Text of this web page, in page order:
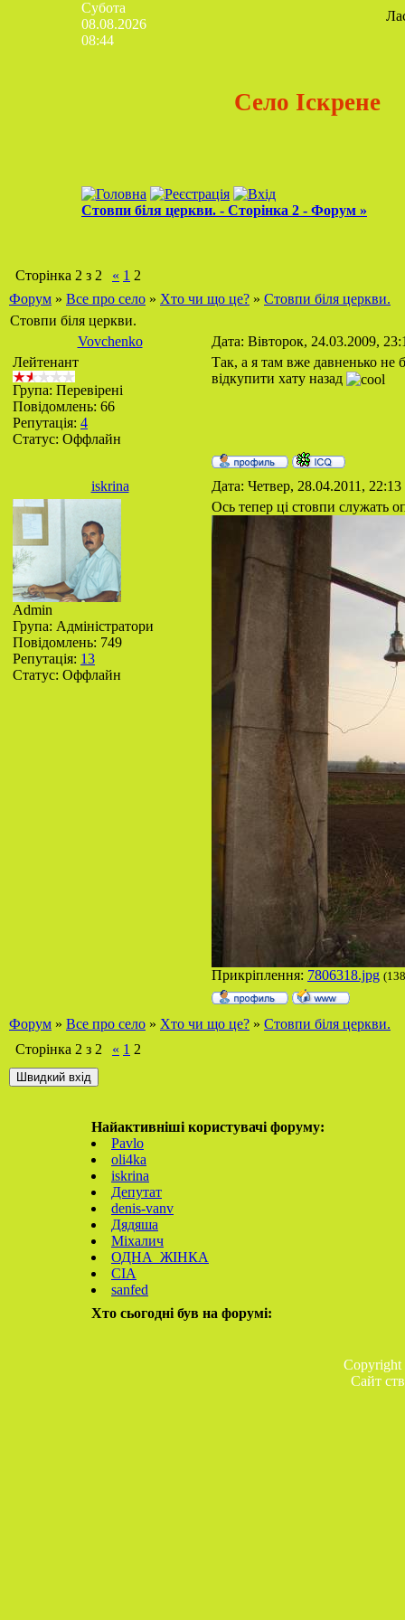
Субота
08.08.2026
08:44
Село Іскрене
Стовпи біля церкви. - Сторінка 2 - Форум »
Сторінка 2 з 2 « 1 2
Форум » Все про село » Хто чи що це? » Стовпи біля церкви.
Стовпи біля церкви.
Vovchenko
Дата: Вівторок, 24.03.2009,
Лейтенант
Група: Перевірені
Повідомлень: 66
Репутація: 4
Статус: Оффлайн
Так, а я там вже давненько не
відкупити хату назад
iskrina Дата: Четвер, 28.04.2011,
Admin
Група: Адміністратори
Повідомлень: 749
Репутація: 13
Статус: Оффлайн
Ось тепер ці стовпи служать
Прикріплення: 7806318.jpg
Форум » Все про село » Хто чи що це? » Стовпи біля церкви.
Сторінка 2 з 2 « 1 2
Найактивніші користувачі форуму:
Pavlo
oli4ka
iskrina
Депутат
denis-vanv
Дядяша
Міхалич
ОДНА_ЖІНКА
СІА
sanfed
Хто сьогодні був на форумі:
Сайт